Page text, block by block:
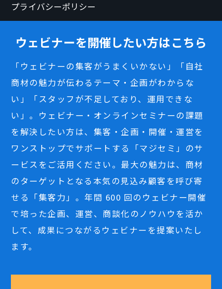
プライバシーポリシー
ウェビナーを開催したい方はこちら
「ウェビナーの集客がうまくいかない」「自社
商材の魅力が伝わるテーマ・企画がわからな
い」「スタッフが不足しており、運用できな
い」。ウェビナー・オンラインセミナーの課題
を解決したい方は、集客・企画・開催・運営を
ワンストップでサポートする「マジセミ」のサ
ービスをご活用ください。最大の魅力は、商材
のターゲットとなる本気の見込み顧客を呼び寄
せる「集客力」。年間 600 回のウェビナー開催
で培った企画、運営、商談化のノウハウを活か
して、成果につながるウェビナーを提案いたし
ます。